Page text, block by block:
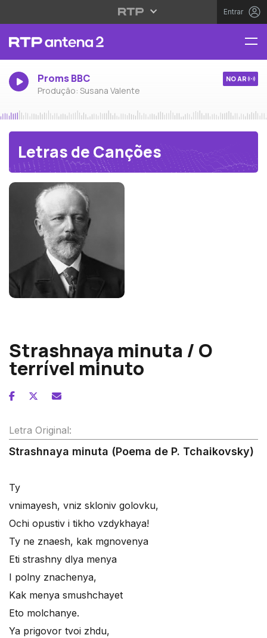
Entrar
Proms BBC
Produção: Susana Valente
NO AR
Letras de Canções
Strashnaya minuta / O
terrível minuto
Letra Original:
Strashnaya minuta (Poema de P. Tchaikovsky)
Ty
vnimayesh, vniz skloniv golovku,
Ochi opustiv i tikho vzdykhaya!
Ty ne znaesh, kak mgnovenya
Eti strashny dlya menya
I polny znachenya,
Kak menya smushchayet
Eto molchanye.
Ya prigovor tvoi zhdu,